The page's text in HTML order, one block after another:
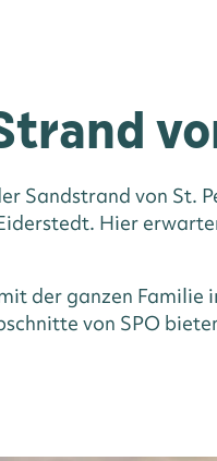
trifft
ST.
Sandstrand von St.
Hier
der ganzen Familie
von SPO